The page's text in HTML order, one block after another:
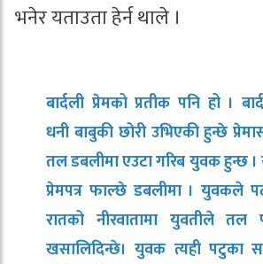
भनेर यताउता हेर्न थाले ।
बार्दली प्रेमको प्रतीक पनि हो ।
धनी बाबुकी छोरी उभिएकी हुन्छे
तल डबलीमा एउटा गरिब युवक हुन्छ ।
प्रेमपत्र फाल्छे डबलीमा । युवकले
रातको नीरवातामा युवतीले तल
खसालिदिन्छे। युवक त्यही पटुका